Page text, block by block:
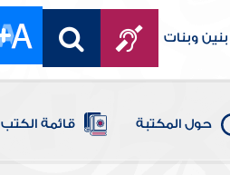
بنين وبنات
حول المكتبة قائمة الكتب